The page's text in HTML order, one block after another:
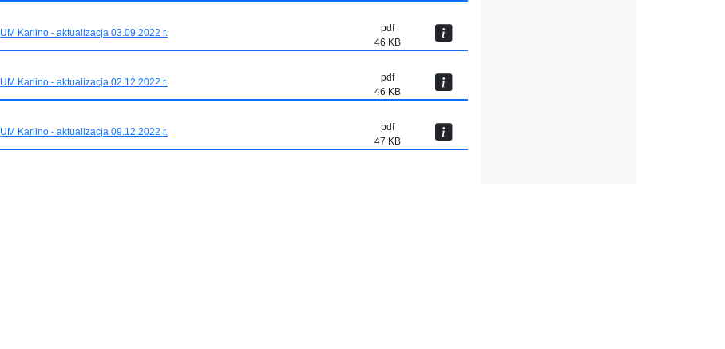
UM Karlino - aktualizacja 03.09.2022 r.
pdf
46 KB
UM Karlino - aktualizacja 02.12.2022 r.
pdf
46 KB
UM Karlino - aktualizacja 09.12.2022 r.
pdf
47 KB